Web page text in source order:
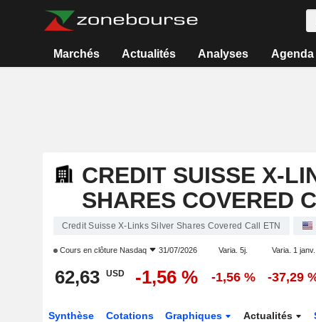
Marchés Actualités Analyses Agenda
CREDIT SUISSE X-
SHARES COVERED
Credit Suisse X-Links Silver Shares Covered Call ETN
Cours en clôture Nasdaq 31/07/2026 Varia. 5j. Varia. 1 janv.
62,63 USD -1,56 % -1,56 % -37,29
Synthèse Cotations Graphiques Actualités